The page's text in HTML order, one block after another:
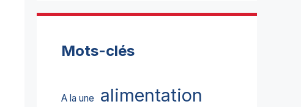
Mots-clés
A la une alimentation